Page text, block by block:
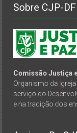
Sobre CJP-DF
Comissão Justiça
Organismo da
serviço do
e na tradição dos